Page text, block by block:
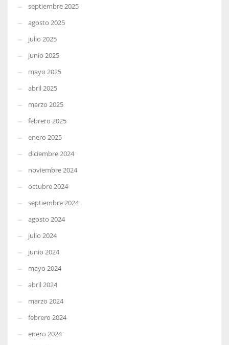
septiembre 2025
agosto 2025
julio 2025
junio 2025
mayo 2025
abril 2025
marzo 2025
febrero 2025
enero 2025
diciembre 2024
noviembre 2024
octubre 2024
septiembre 2024
agosto 2024
julio 2024
junio 2024
mayo 2024
abril 2024
marzo 2024
febrero 2024
enero 2024